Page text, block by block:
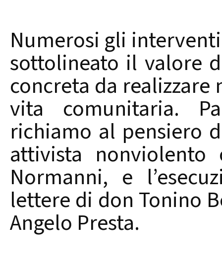
Numerosi gli
sottolineato il valore
concreta da
vita comunitaria.
richiamo al pensiero
attivista
Normanni, e
lettere di don Tonino
Angelo Presta.